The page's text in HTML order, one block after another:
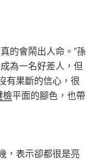
的會鬧出人命。”孫
為一名好差人，但
有果斷的信心，很
檢平面的腳色，也帶
，表示卻都很是亮